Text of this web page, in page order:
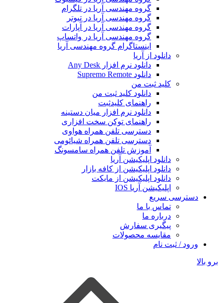
گروه مهندسی آریا در تلگرام
گروه مهندسی آریا در تیوتر
گروه مهندسی آریا در آپارات
گروه مهندسی آریا در واتساپ
اینستاگرام گروه مهندسی آریا
دانلود از آریا
دانلود نرم افزار Any Desk
دانلود Supremo Remote
کلید ثبت من
دانلود کلید ثبت من
راهنمای کلیدثبت
دانلود نرم افزار میان دستینه
راهنمای توکن سخت افزاری
دسترسی تلفن همراه هواوی
دسترسی تلفن همراه شیائومی
آموزش تلفن همراه سامسونگ
دانلود اپلیکیشن آریا
دانلود اپلیکیشن از کافه بازار
دانلود اپلیکیشن از مایکت
اپلیکیشن آریا IOS
دسترسی سریع
تماس با ما
درباره ما
پیگیری سفارش
مقایسه محصولات
ورود / ثبت نام
برو بالا